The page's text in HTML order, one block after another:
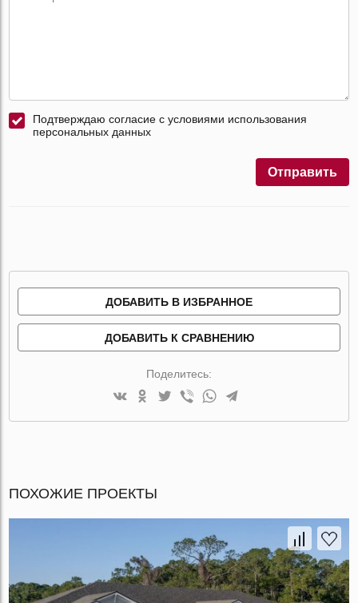
Подтверждаю согласие с условиями использования
персональных данных
Отправить
ДОБАВИТЬ В ИЗБРАННОЕ
ДОБАВИТЬ К СРАВНЕНИЮ
Поделитесь:
ПОХОЖИЕ ПРОЕКТЫ